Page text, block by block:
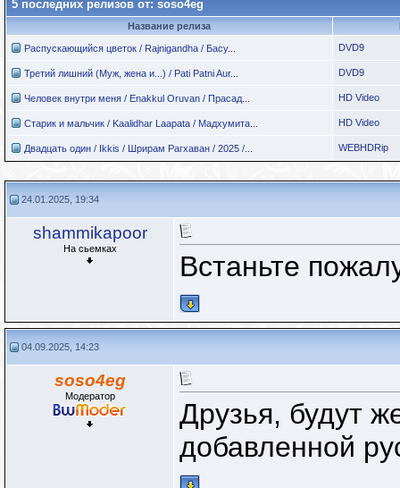
5 последних релизов от: soso4eg
Название релиза
Распускающийся цветок / Rajnigandha / Басу... DVD9
Третий лишний (Муж, жена и...) / Pati Patni Aur... DVD9
Человек внутри меня / Enakkul Oruvan / Прасад... HD Video
Старик и мальчик / Kaalidhar Laapata / Мадхумита... HD Video
Двадцать один / Ikkis / Шрирам Рагхаван / 2025 /... WEBHDRip
24.01.2025, 19:34
shammikapoor
На сьемках
Встаньте
04.09.2025, 14:23
soso4eg
Модератор
Друзья, будут
добавленной